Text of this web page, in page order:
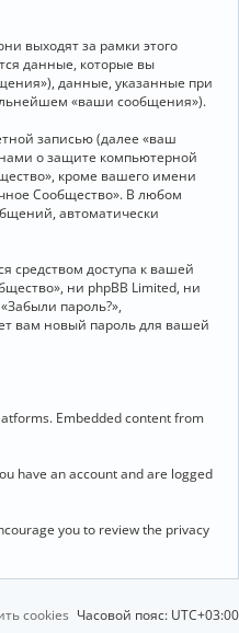
выходят за рамки этого
данные, которые вы
данные, указанные при
«ваши сообщения»).
записью (далее «ваш
о защите компьютерной
кроме вашего имени
Сообщество». В любом
автоматически
средством доступа к вашей
ни phpBB Limited, ни
пароль?»,
вам новый пароль для вашей
Embedded content from
have an account and are logged
you to review the privacy
Часовой пояс: UTC+03:00
cookies